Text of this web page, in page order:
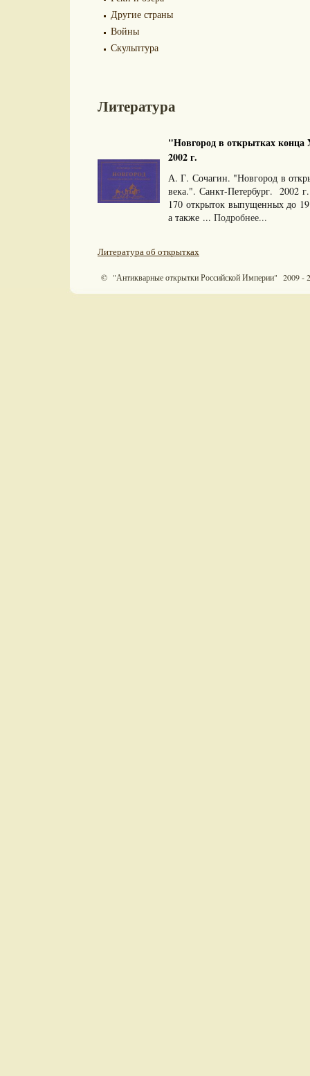
Другие страны
Войны
Скульптура
Литература
"Новгород в открытках
2002 г.
А. Г. Сочагин. "Новгород в
века.". Санкт-Петербург. 2002
170 открыток выпущенных до
а также ... Подробнее...
Литература об открытках
© "Антикварные открытки Российской Империи" 2009 -